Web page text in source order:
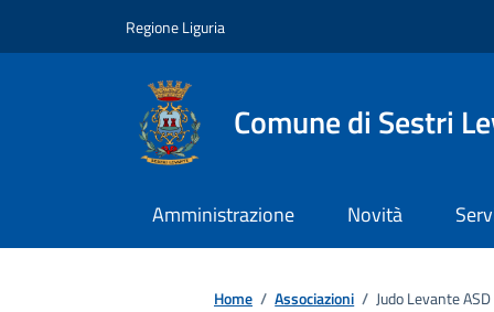
Regione Liguria
Comune di Sestri
Amministrazione Novità
Home / Associazioni / Judo Levante ASD